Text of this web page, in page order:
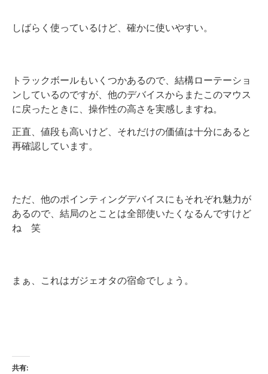
しばらく使っているけど、確かに使いやすい。
トラックボールもいくつかあるので、結構ローテーショ
ンしているのですが、他のデバイスからまたこのマウス
に戻ったときに、操作性の高さを実感しますね。
正直、値段も高いけど、それだけの価値は十分にあると
再確認しています。
ただ、他のポインティングデバイスにもそれぞれ魅力が
あるので、結局のとことは全部使いたくなるんですけど
ね 笑
まぁ、これはガジェオタの宿命でしょう。
共有: